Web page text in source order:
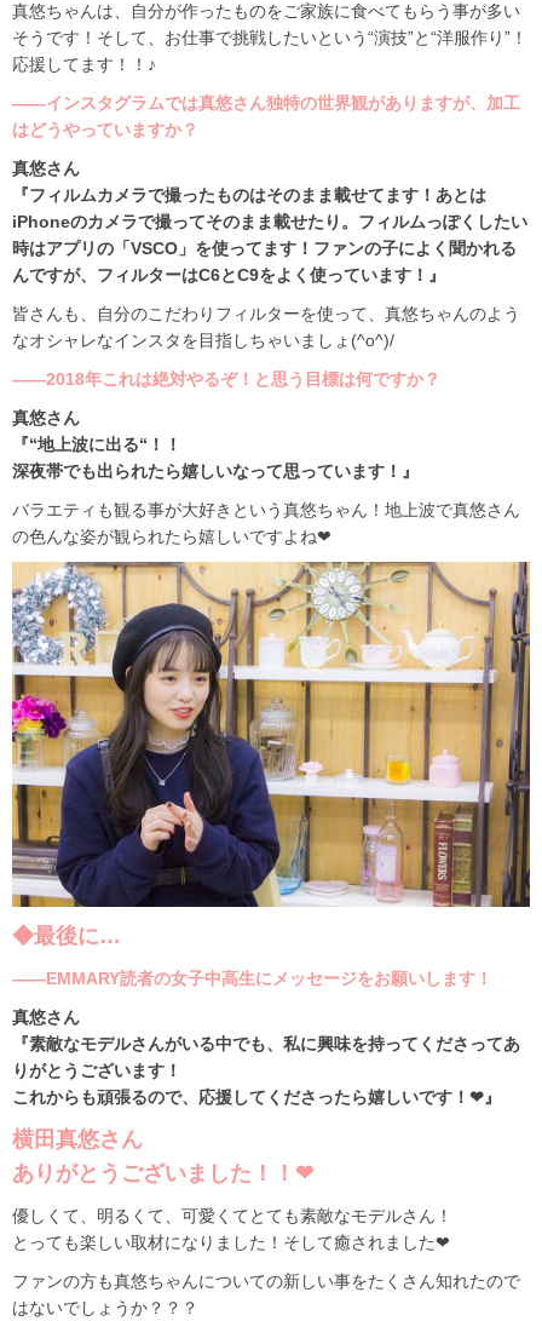
真悠ちゃんは、自分が作ったものをご家族に食べてもらう事が多い
そうです！そして、お仕事で挑戦したいという“演技”と“洋服作り”！
応援してます！！♪
――インスタグラムでは真悠さん独特の世界観がありますが、加工
はどうやっていますか？
真悠さん
『フィルムカメラで撮ったものはそのまま載せてます！あとは
iPhoneのカメラで撮ってそのまま載せたり。フィルムっぽくしたい
時はアプリの「VSCO」を使ってます！ファンの子によく聞かれる
んですが、フィルターはC6とC9をよく使っています！』
皆さんも、自分のこだわりフィルターを使って、真悠ちゃんのよう
なオシャレなインスタを目指しちゃいましょ(^o^)/
――2018年これは絶対やるぞ！と思う目標は何ですか？
真悠さん
『“地上波に出る“！！
深夜帯でも出られたら嬉しいなって思っています！』
バラエティも観る事が大好きという真悠ちゃん！地上波で真悠さん
の色んな姿が観られたら嬉しいですよね❤
◆最後に…
――EMMARY読者の女子中高生にメッセージをお願いします！
真悠さん
『素敵なモデルさんがいる中でも、私に興味を持ってくださってあ
りがとうございます！
これからも頑張るので、応援してくださったら嬉しいです！❤』
横田真悠さん
ありがとうございました！！❤
優しくて、明るくて、可愛くてとても素敵なモデルさん！
とっても楽しい取材になりました！そして癒されました❤
ファンの方も真悠ちゃんについての新しい事をたくさん知れたので
はないでしょうか？？？